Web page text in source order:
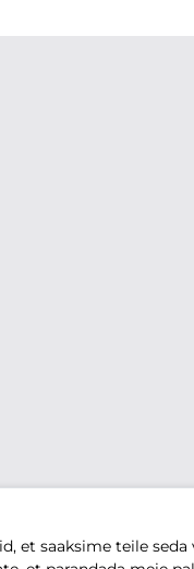
et saaksime teile seda